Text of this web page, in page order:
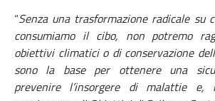
“Senza una trasformazione radicale su
consumiamo il cibo, non potremo
obiettivi climatici o di conservazione
sono la base per ottenere una
prevenire l’insorgere di malattie